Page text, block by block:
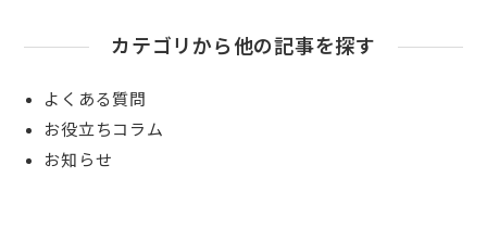
カテゴリから他の記事を探す
よくある質問
お役立ちコラム
お知らせ